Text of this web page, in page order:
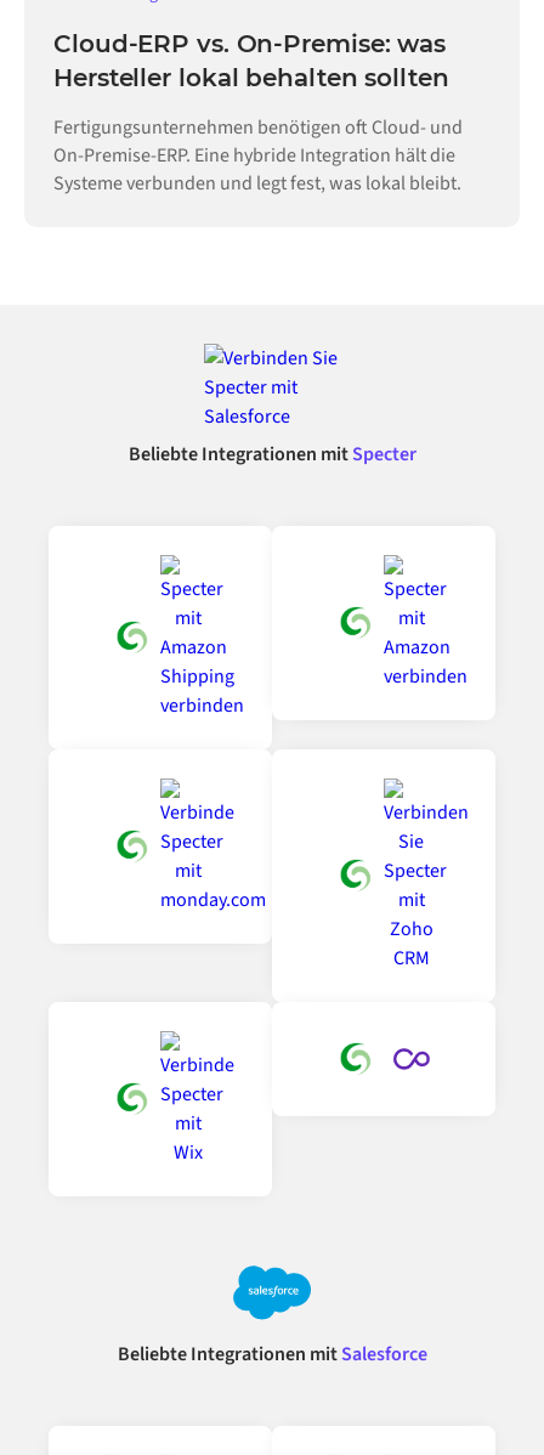
Cloud-ERP vs. On-Premise: was
Hersteller lokal behalten sollten
Fertigungsunternehmen benötigen oft Cloud- und
On-Premise-ERP. Eine hybride Integration hält die
Systeme verbunden und legt fest, was lokal bleibt.
Beliebte Integrationen mitSpecter
Beliebte Integrationen mitSalesforce